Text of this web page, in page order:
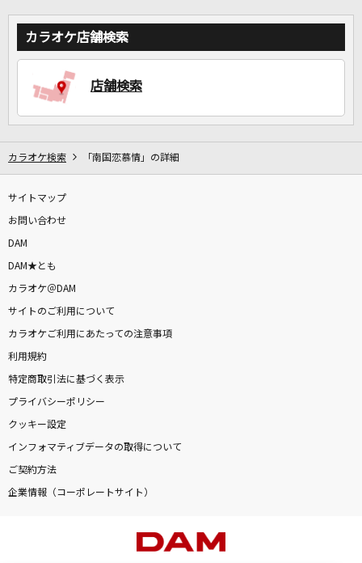
カラオケ店舗検索
店舗検索
カラオケ検索 「南国恋慕情」の詳細
サイトマップ
お問い合わせ
DAM
DAM★とも
カラオケ＠DAM
サイトのご利用について
カラオケご利用にあたっての注意事項
利用規約
特定商取引法に基づく表示
プライバシーポリシー
クッキー設定
インフォマティブデータの取得について
ご契約方法
企業情報（コーポレートサイト）